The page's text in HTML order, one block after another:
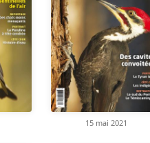
15 mai 2021